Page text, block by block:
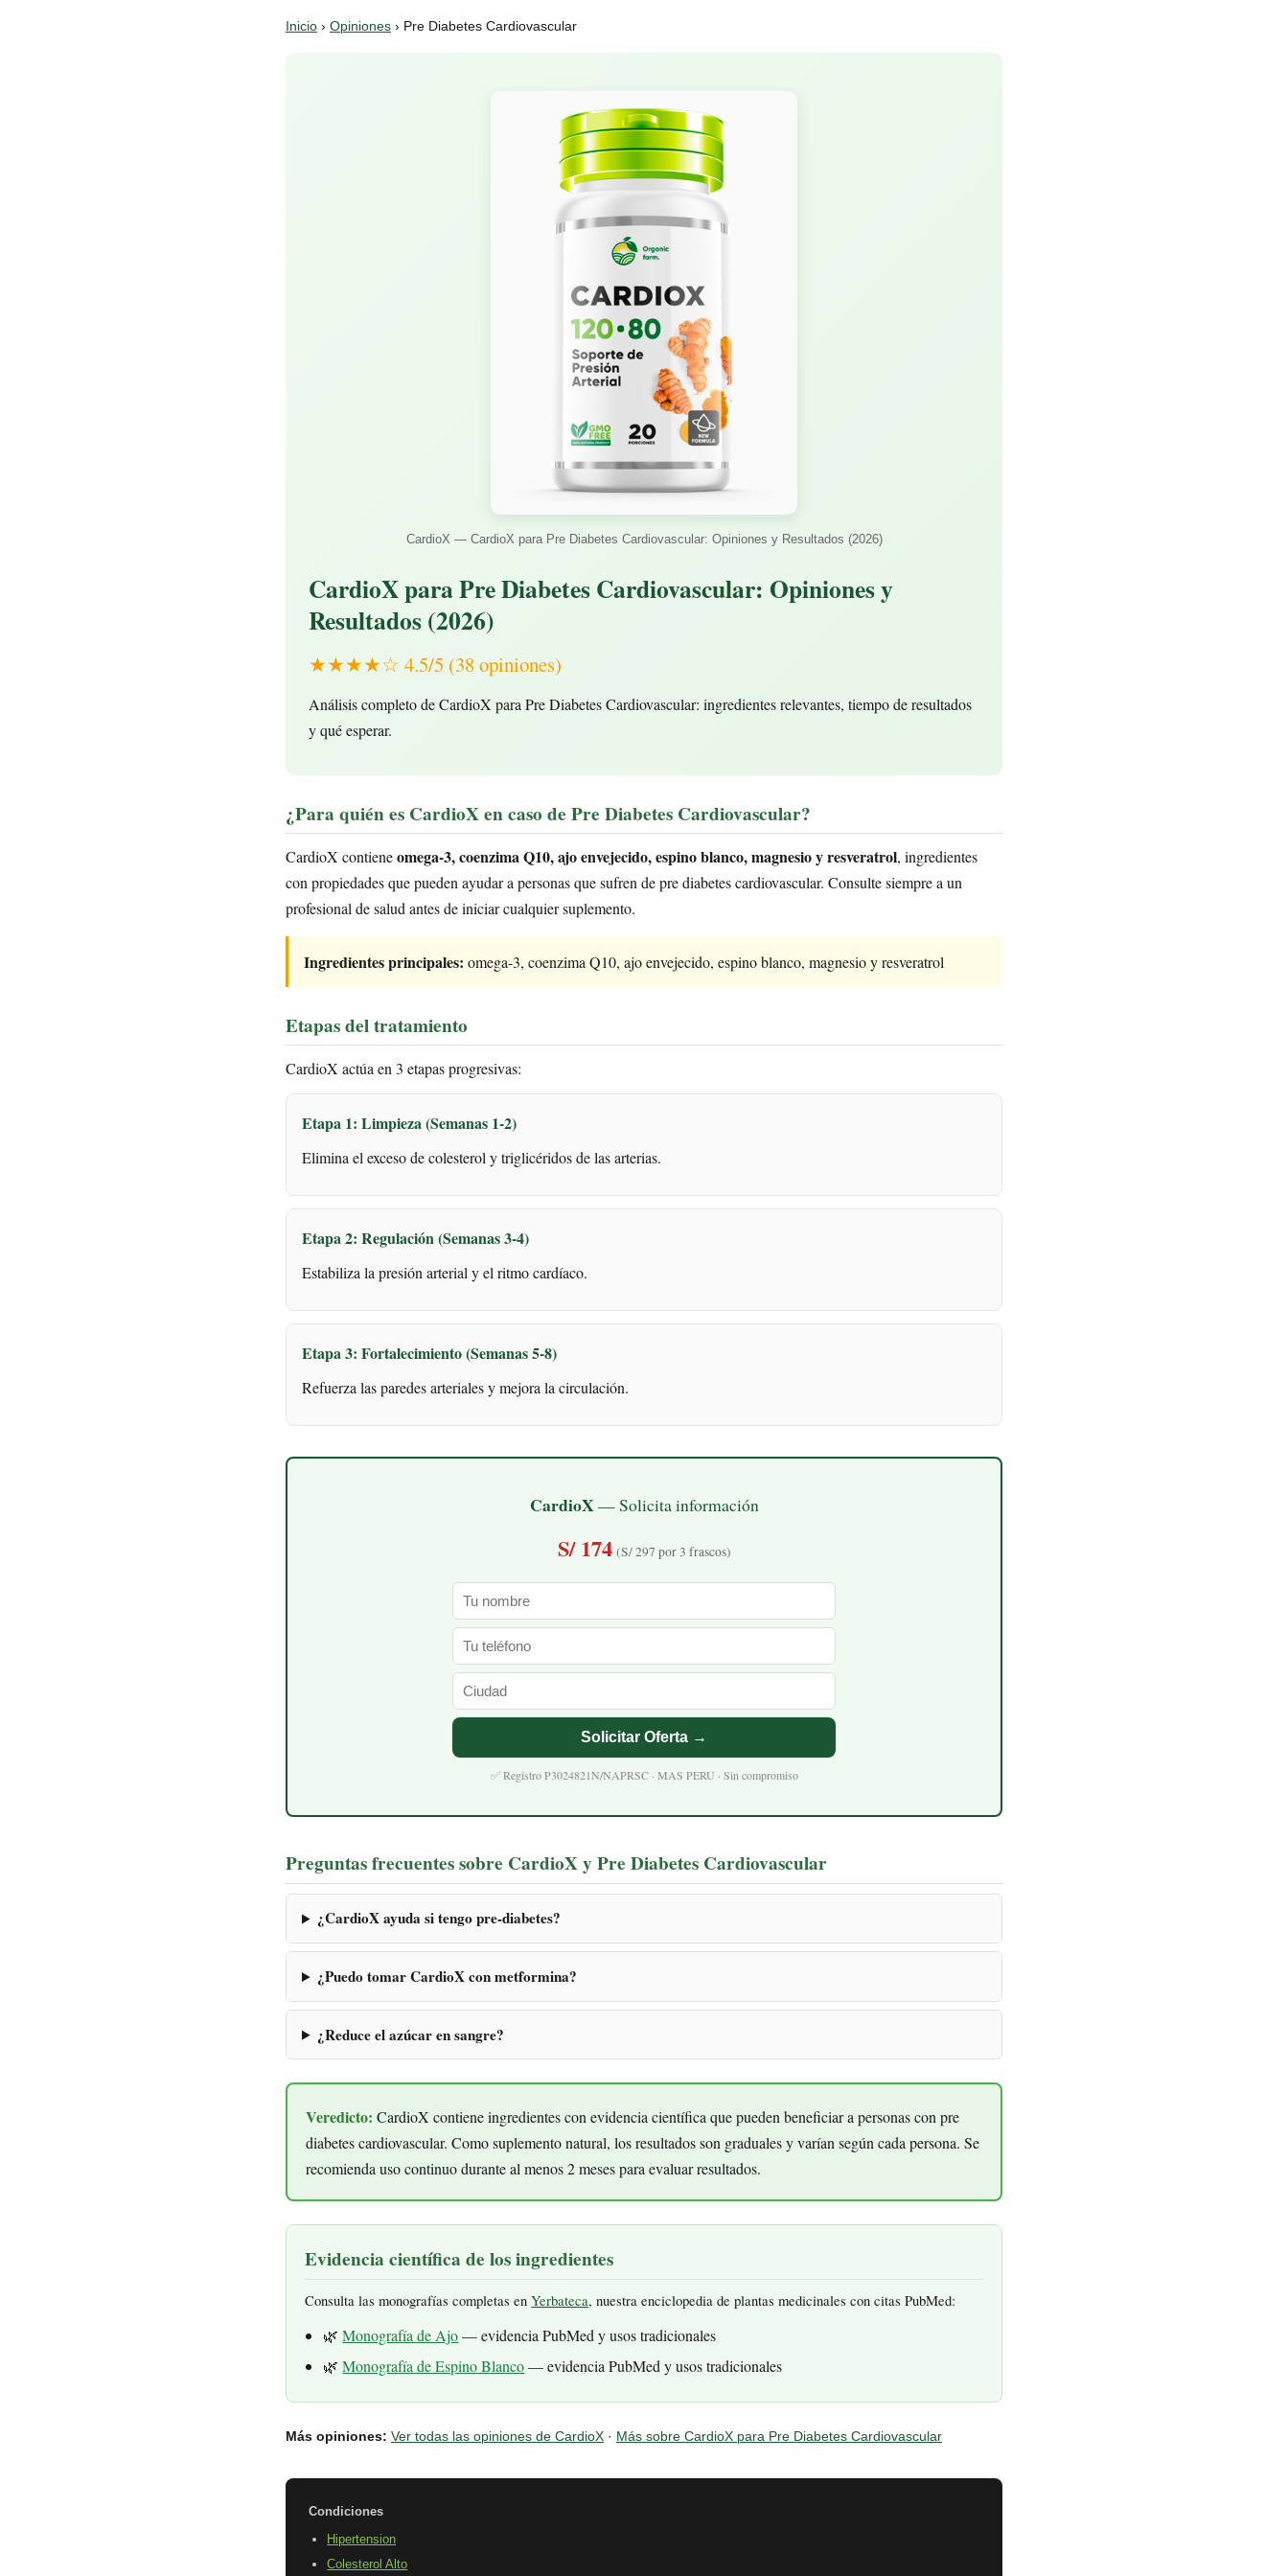
Inicio › Opiniones › Pre Diabetes Cardiovascular
CardioX — CardioX para Pre Diabetes Cardiovascular: Opiniones y Resultados (2026)
CardioX para Pre Diabetes Cardiovascular: Opiniones y
Resultados (2026)
★★★★☆ 4.5/5 (38 opiniones)
Análisis completo de CardioX para Pre Diabetes Cardiovascular: ingredientes relevantes, tiempo de resultados
y qué esperar.
¿Para quién es CardioX en caso de Pre Diabetes Cardiovascular?
CardioX contieneomega-3, coenzima Q10, ajo envejecido, espino blanco, magnesio y resveratrol, ingredientes
con propiedades que pueden ayudar a personas que sufren de pre diabetes cardiovascular. Consulte siempre a un
profesional de salud antes de iniciar cualquier suplemento.
Ingredientes principales: omega-3, coenzima Q10, ajo envejecido, espino blanco, magnesio y resveratrol
Etapas del tratamiento
CardioX actúa en 3 etapas progresivas:
Etapa 1: Limpieza (Semanas 1-2)
Elimina el exceso de colesterol y triglicéridos de las arterias.
Etapa 2: Regulación (Semanas 3-4)
Estabiliza la presión arterial y el ritmo cardíaco.
Etapa 3: Fortalecimiento (Semanas 5-8)
Refuerza las paredes arteriales y mejora la circulación.
CardioX— Solicita información
S/ 174 (S/ 297 por 3 frascos)
Solicitar Oferta →
✅ Registro P3024821N/NAPRSC · MAS PERU · Sin compromiso
Preguntas frecuentes sobre CardioX y Pre Diabetes Cardiovascular
¿CardioX ayuda si tengo pre-diabetes?
¿Puedo tomar CardioX con metformina?
¿Reduce el azúcar en sangre?
Veredicto: CardioX contiene ingredientes con evidencia científica que pueden beneficiar a personas con pre
diabetes cardiovascular. Como suplemento natural, los resultados son graduales y varían según cada persona. Se
recomienda uso continuo durante al menos 2 meses para evaluar resultados.
Evidencia científica de los ingredientes
Consulta las monografías completas enYerbateca, nuestra enciclopedia de plantas medicinales con citas PubMed:
🌿Monografía de Ajo— evidencia PubMed y usos tradicionales
🌿Monografía de Espino Blanco— evidencia PubMed y usos tradicionales
Más opiniones: Ver todas las opiniones de CardioX · Más sobre CardioX para Pre Diabetes Cardiovascular
Condiciones
Hipertension
Colesterol Alto